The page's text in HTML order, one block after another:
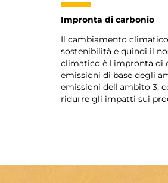
Impronta di carbonio
Il cambiamento
sostenibilità e quindi il
climatico è l'impronta di
emissioni di base degli
emissioni dell'ambito 3,
ridurre gli impatti sui